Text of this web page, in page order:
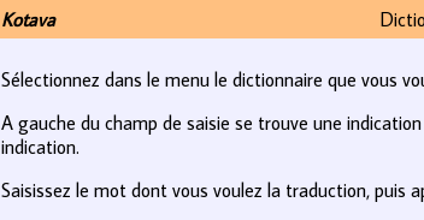
Kotava
Sélectionnez dans le menu le dictionnaire que vous
A gauche du champ de saisie se trouve une
indication.
Saisissez le mot dont vous voulez la traduction, puis